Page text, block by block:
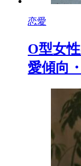
恋愛
O型女
愛傾向